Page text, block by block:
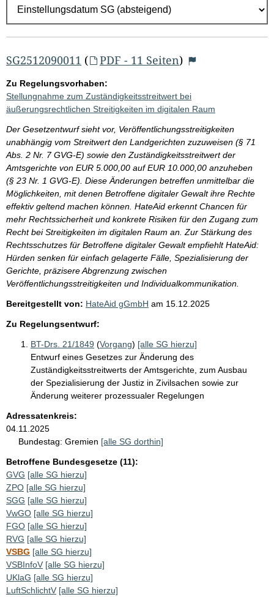
g
e
b
i
s
s
e
p
r
o
S
e
i
t
e
SG2512090011 ( PDF - 11 Seiten)
Zu Regelungsvorhaben:
Stellungnahme zum Zuständigkeitsstreitwert bei
äußerungsrechtlichen Streitigkeiten im digitalen Raum
Der Gesetzentwurf sieht vor, Veröffentlichungsstreitigkeiten
unabhängig vom Streitwert den Landgerichten zuzuweisen (§ 71
Abs. 2 Nr. 7 GVG-E) sowie den Zuständigkeitsstreitwert der
Amtsgerichte von EUR 5.000,00 auf EUR 10.000,00 anzuheben
(§ 23 Nr. 1 GVG-E). Diese Änderungen betreffen unmittelbar die
Möglichkeiten, mit denen Betroffene digitaler Gewalt ihre Rechte
effektiv geltend machen können. HateAid erkennt Chancen für
mehr Rechtssicherheit und konkrete Risiken für den Zugang zum
Recht bei Streitigkeiten im digitalen Raum an. Zur Stärkung des
Rechtsschutzes für Betroffene digitaler Gewalt empfiehlt HateAid:
Hürden senken für einfach gelagerte Fälle, Spezialisierung der
Gerichte, präzisere Abgrenzung zwischen
Veröffentlichungsstreitigkeiten und Individualkommunikation.
Bereitgestellt von: HateAid gGmbH am 15.12.2025
Zu Regelungsentwurf:
BT-Drs. 21/1849 (Vorgang) [alle SG hierzu]
Entwurf eines Gesetzes zur Änderung des
Zuständigkeitsstreitwerts der Amtsgerichte, zum Ausbau
der Spezialisierung der Justiz in Zivilsachen sowie zur
Änderung weiterer prozessualer Regelungen
Adressatenkreis:
04.11.2025
Bundestag: Gremien [alle SG dorthin]
Betroffene Bundesgesetze (11):
GVG [alle SG hierzu]
ZPO [alle SG hierzu]
SGG [alle SG hierzu]
VwGO [alle SG hierzu]
FGO [alle SG hierzu]
RVG [alle SG hierzu]
VSBG [alle SG hierzu]
VSBInfoV [alle SG hierzu]
UKlaG [alle SG hierzu]
LuftSchlichtV [alle SG hierzu]